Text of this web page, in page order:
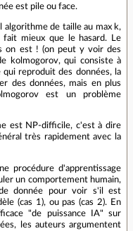
est pile ou face.
algorithme de taille au max k,
fait mieux que le hasard. Le
on est ! (on peut y voir des
kolmogorov, qui consiste à
reproduit des données, la
des données, mais en plus
est un problème
est NP-difficile, c'est à dire
très rapidement avec la
procédure d'apprentissage
un comportement humain,
donnée pour voir s'il est
(cas 1), ou pas (cas 2). En
"de puissance IA" sur
les auteurs argumentent